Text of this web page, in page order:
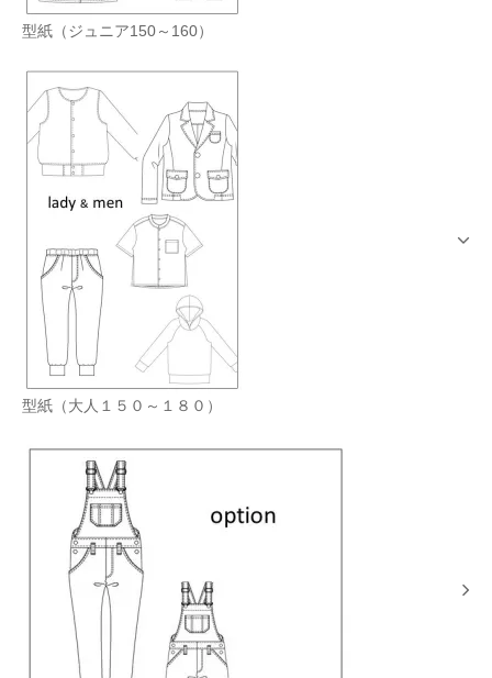
型紙（ジュニア150～160）
型紙（大人１５０～１８０）